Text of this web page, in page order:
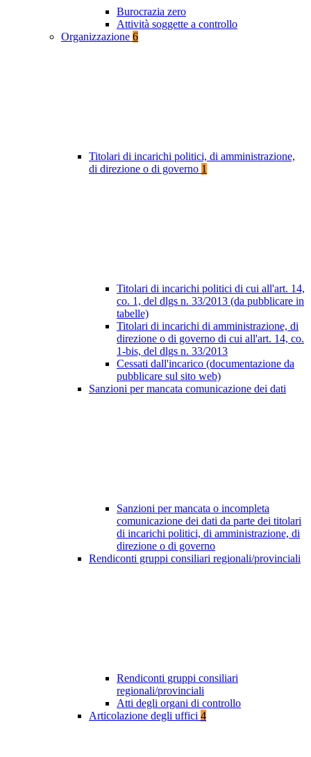
Burocrazia zero
Attività soggette a controllo
Organizzazione 6
Titolari di incarichi politici, di amministrazione,
di direzione o di governo 1
Titolari di incarichi politici di cui all'art. 14,
co. 1, del dlgs n. 33/2013 (da pubblicare in
tabelle)
Titolari di incarichi di amministrazione, di
direzione o di governo di cui all'art. 14, co.
1-bis, del dlgs n. 33/2013
Cessati dall'incarico (documentazione da
pubblicare sul sito web)
Sanzioni per mancata comunicazione dei dati
Sanzioni per mancata o incompleta
comunicazione dei dati da parte dei titolari
di incarichi politici, di amministrazione, di
direzione o di governo
Rendiconti gruppi consiliari regionali/provinciali
Rendiconti gruppi consiliari
regionali/provinciali
Atti degli organi di controllo
Articolazione degli uffici 4